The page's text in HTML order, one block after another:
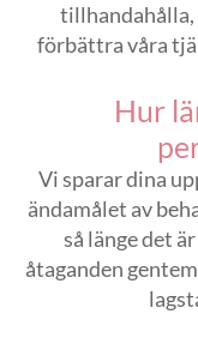
tillhandahålla,
förbättra våra
Hur
Vi sparar dina
ändamålet av
så länge det
åtaganden